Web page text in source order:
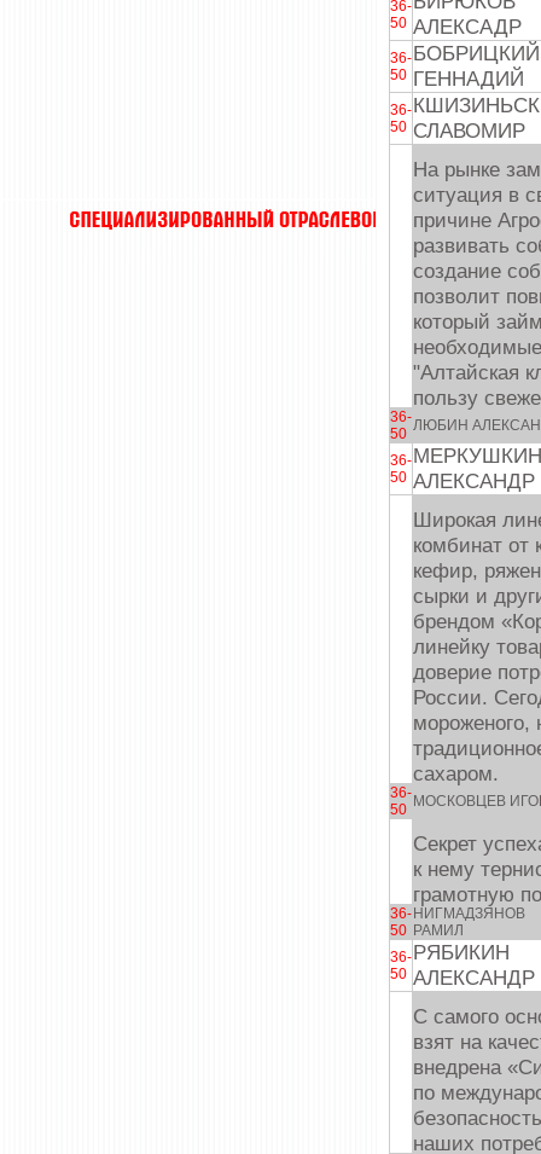
36-
50 АЛЕКСАДР
36-
50
БОБРИЦКИЙ
ГЕННАДИЙ
36-
50 СЛАВОМИР
На рынке
ситуация в
причине
развивать
создание
позволит
который
"Алтайская
пользу
36-
50 ЛЮБИН
36-
50
МЕРКУШКИН
АЛЕКСАНДР
Широкая
комбинат от
кефир,
сырки и
брендом
линейку
доверие
России.
мороженого,
сахаром.
36-
50 МОСКОВЦЕВ
Секрет
к нему
грамотную
36-
50
НИГМАДЗЯНОВ
РАМИЛ
36-
50
РЯБИКИН
АЛЕКСАНДР
С самого
взят на
внедрена
по
наших